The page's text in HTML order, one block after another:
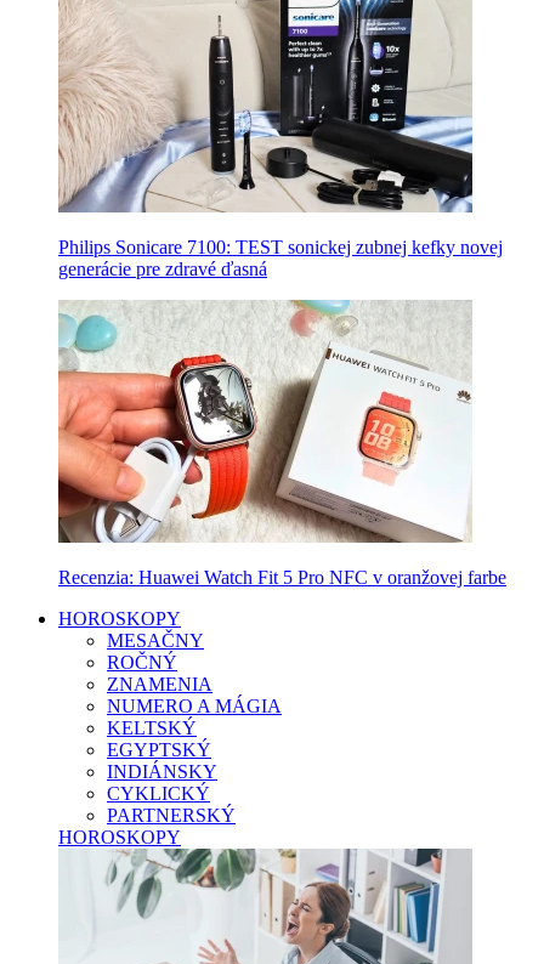
Philips Sonicare 7100: TEST sonickej zubnej kefky novej
generácie pre zdravé ďasná
Recenzia: Huawei Watch Fit 5 Pro NFC v oranžovej farbe
HOROSKOPY
MESAČNY
ROČNÝ
ZNAMENIA
NUMERO A MÁGIA
KELTSKÝ
EGYPTSKÝ
INDIÁNSKY
CYKLICKÝ
PARTNERSKÝ
HOROSKOPY